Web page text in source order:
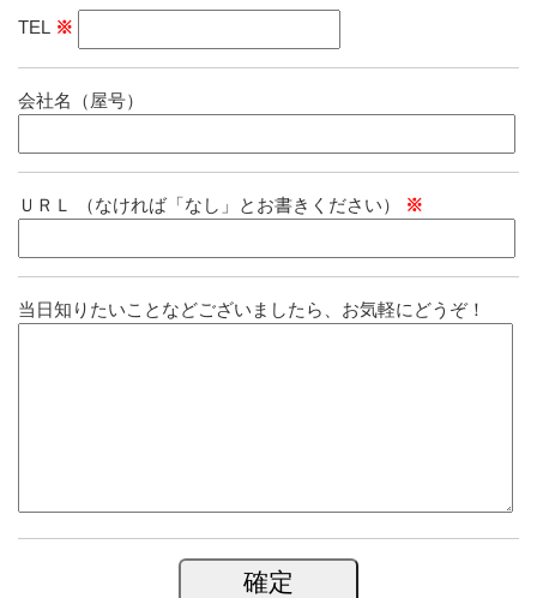
TEL ※
会社名（屋号）
ＵＲＬ （なければ「なし」とお書きください） ※
当日知りたいことなどございましたら、お気軽にどうぞ！